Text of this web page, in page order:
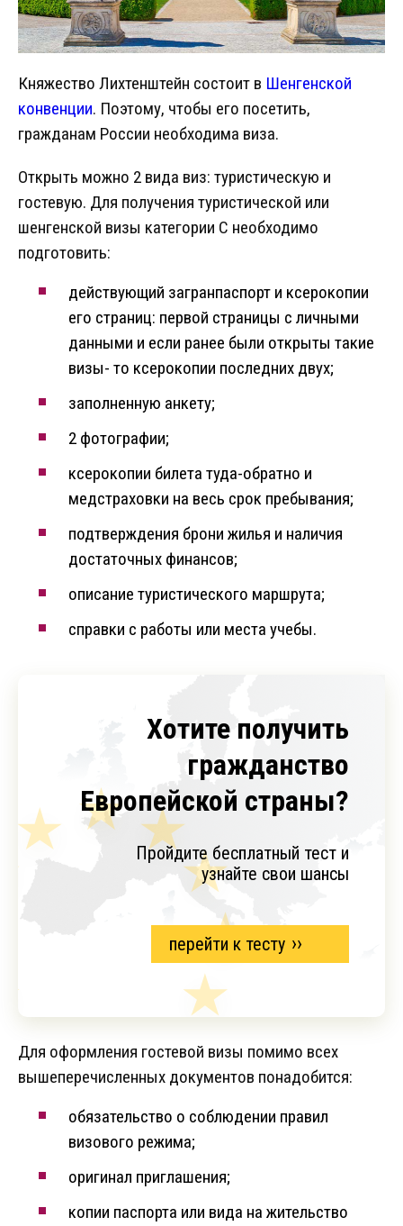
Княжество Лихтенштейн состоит в Шенгенской
конвенции. Поэтому, чтобы его посетить,
гражданам России необходима виза.
Открыть можно 2 вида виз: туристическую и
гостевую. Для получения туристической или
шенгенской визы категории С необходимо
подготовить:
действующий загранпаспорт и ксерокопии
его страниц: первой страницы с личными
данными и если ранее были открыты такие
визы- то ксерокопии последних двух;
заполненную анкету;
2 фотографии;
ксерокопии билета туда-обратно и
медстраховки на весь срок пребывания;
подтверждения брони жилья и наличия
достаточных финансов;
описание туристического маршрута;
справки с работы или места учебы.
Хотите получить
гражданство
Европейской страны?
Пройдите бесплатный тест и
узнайте свои шансы
перейти к тесту
Для оформления гостевой визы помимо всех
вышеперечисленных документов понадобится:
обязательство о соблюдении правил
визового режима;
оригинал приглашения;
копии паспорта или вида на жительство